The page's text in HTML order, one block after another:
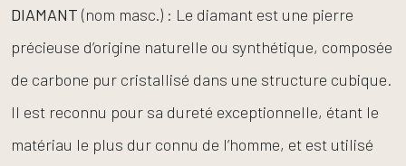
DIAMANT (nom masc.) : Le diamant est une pierre
précieuse d’origine naturelle ou synthétique, composée
de carbone pur cristallisé dans une structure cubique.
Il est reconnu pour sa dureté exceptionnelle, étant le
matériau le plus dur connu de l’homme, et est utilisé